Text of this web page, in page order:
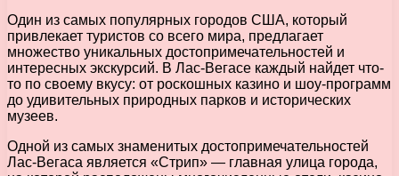
Один из самых популярных городов США, который
привлекает туристов со всего мира, предлагает
множество уникальных достопримечательностей и
интересных экскурсий. В Лас-Вегасе каждый найдет что-
то по своему вкусу: от роскошных казино и шоу-программ
до удивительных природных парков и исторических
музеев.
Одной из самых знаменитых достопримечательностей
Лас-Вегаса является «Стрип» — главная улица города,